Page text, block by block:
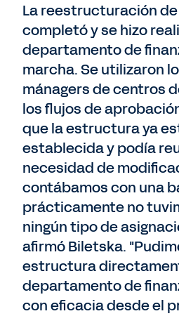
La reestructuración de
completó y se hizo
departamento de
marcha. Se utilizaron
mánagers de centros
los flujos de
que la estructura ya
establecida y podía
necesidad de
contábamos con una
prácticamente no
ningún tipo de
afirmó Biletska.
estructura
departamento de
con eficacia desde el